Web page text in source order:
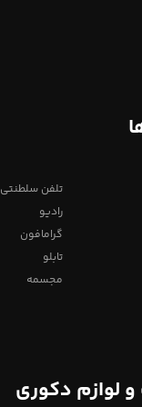
تلفن سلطنتی
رادیو
گرامافون
تابلو
مجسمه
لوازم دکوری